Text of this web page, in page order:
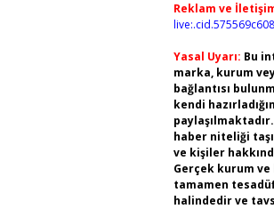
Reklam ve
Yasal Uyarı: Bu
marka, kurum
bağlantısı
kendi
haber niteliği
ve kişiler
Gerçek kurum
tamamen
halindedir ve